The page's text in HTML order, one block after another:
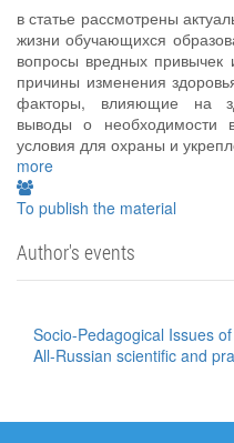
в статье рассмотрены
жизни обучающихся
вопросы вредных привычек
причины изменения
факторы, влияющие на
выводы о необходимости
условия для охраны и
more
To publish the material
Author's events
Socio-Pedagogical Issues
All-Russian scientific and